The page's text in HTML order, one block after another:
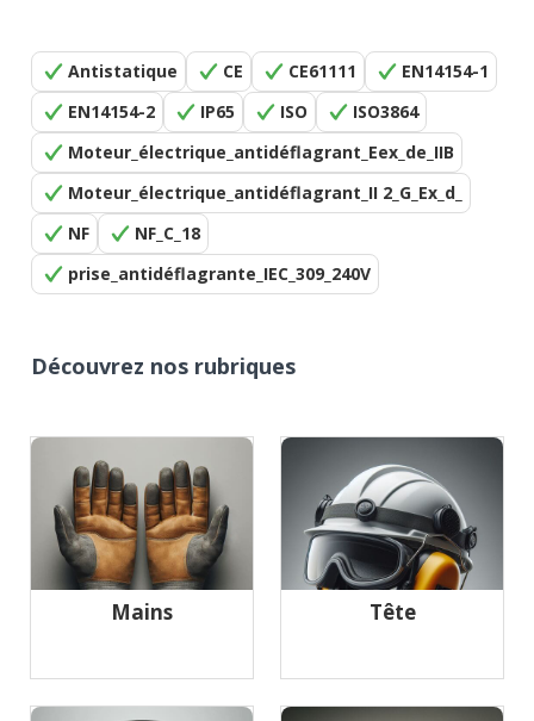
Antistatique CE CE61111
EN14154-1
EN14154-2
IP65 ISO
ISO3864
Moteur_électrique_antidéflagrant_Eex_de_IIB
Moteur_électrique_antidéflagrant_II 2_G_Ex_d_
NF
NF_C_18
prise_antidéflagrante_IEC_309_240V
Découvrez nos rubriques
Mains Tête